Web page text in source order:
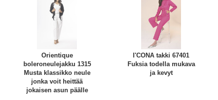
Orientique
boleroneulejakku 1315
Musta klassikko neule
jonka voit heittää
jokaisen asun päälle
I'CONA takki 67401
Fuksia todella mukava
ja kevyt